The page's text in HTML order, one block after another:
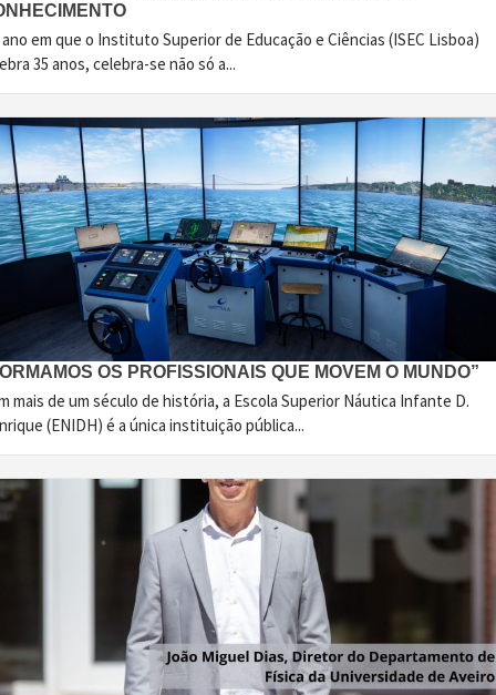
em que o Instituto Superior de Educação e Ciências (ISEC Lisboa)
35 anos, celebra-se não só a...
OS PROFISSIONAIS QUE MOVEM O MUNDO”
mais de um século de história, a Escola Superior Náutica Infante D.
(ENIDH) é a única instituição pública...